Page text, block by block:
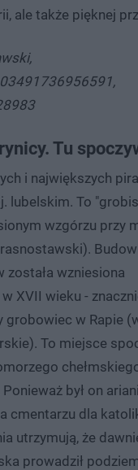
ale także pięknej
Tu
i największych
lubelskim. To
wzgórzu przy
została wzniesiona
XVII wieku -
grobowiec w Rapie
To miejsce
był on
cmentarzu dla
utrzymują, że
prowadził